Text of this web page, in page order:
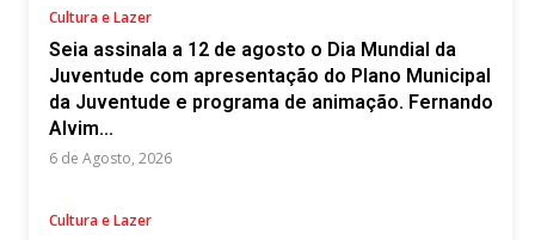
Cultura e Lazer
Seia assinala a 12 de agosto o Dia Mundial da
Juventude com apresentação do Plano Municipal
da Juventude e programa de animação. Fernando
Alvim...
6 de Agosto, 2026
Cultura e Lazer